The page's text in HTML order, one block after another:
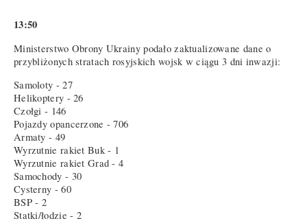
13:50
Ministerstwo Obrony Ukrainy podało zaktualizowane dane o
przybliżonych stratach rosyjskich wojsk w ciągu 3 dni inwazji:
Samoloty - 27
Helikoptery - 26
Czołgi - 146
Pojazdy opancerzone - 706
Armaty - 49
Wyrzutnie rakiet Buk - 1
Wyrzutnie rakiet Grad - 4
Samochody - 30
Cysterny - 60
BSP - 2
Statki/łodzie - 2